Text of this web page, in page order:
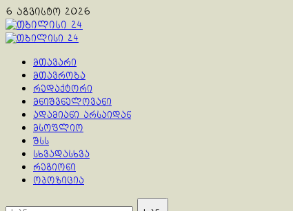
Skip
to
content
6 აგვისტო 2026
Primary
მთავარი
მთავრობა
რედაქტორი
მნიშვნელოვანი
ადამიანი არსაიდან
მსოფლიო
შსს
სხვადასხვა
რეგიონი
ოპოზიცია
ძებნა: